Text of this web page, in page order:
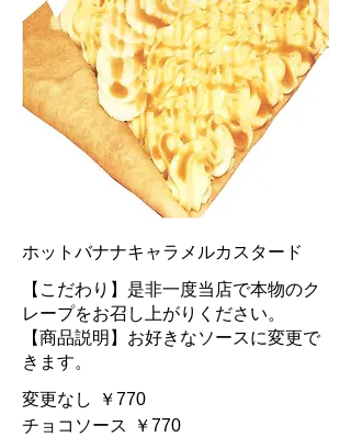
ホットバナナキャラメルカスタード
【こだわり】是非一度当店で本物のク
レープをお召し上がりください。
【商品説明】お好きなソースに変更で
きます。
変更なし
￥770
チョコソース
￥770